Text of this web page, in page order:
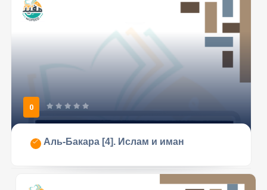
0
Аль-Бакара [4]. Ислам и иман